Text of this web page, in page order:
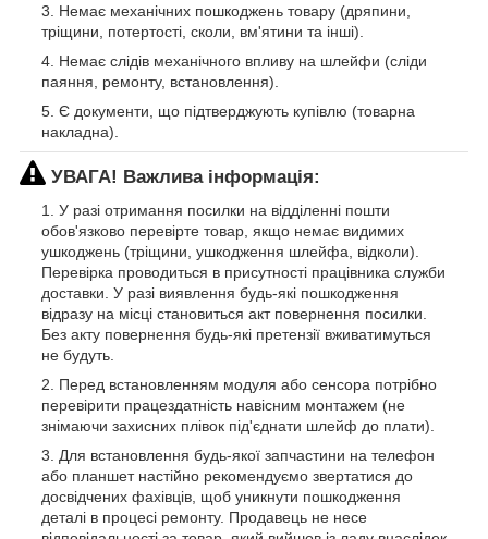
Немає механічних пошкоджень товару (дряпини,
тріщини, потертості, сколи, вм'ятини та інші).
Немає слідів механічного впливу на шлейфи (сліди
паяння, ремонту, встановлення).
Є документи, що підтверджують купівлю (товарна
накладна).
УВАГА! Важлива інформація:
У разі отримання посилки на відділенні пошти
обов'язково перевірте товар, якщо немає видимих
ушкоджень (тріщини, ушкодження шлейфа, відколи).
Перевірка проводиться в присутності працівника служби
доставки. У разі виявлення будь-які пошкодження
відразу на місці становиться акт повернення посилки.
Без акту повернення будь-які претензії вживатимуться
не будуть.
Перед встановленням модуля або сенсора потрібно
перевірити працездатність навісним монтажем (не
знімаючи захисних плівок під'єднати шлейф до плати).
Для встановлення будь-якої запчастини на телефон
або планшет настійно рекомендуємо звертатися до
досвідчених фахівців, щоб уникнути пошкодження
деталі в процесі ремонту. Продавець не несе